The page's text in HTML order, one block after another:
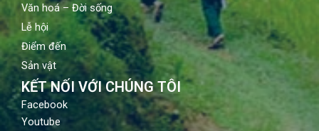
Văn hoá – Đời sống
Lễ hội
Điểm đến
Sản vật
KẾT NỐI VỚI CHÚNG TÔI
Facebook
Youtube